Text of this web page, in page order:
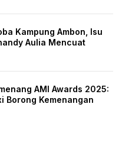
Kampung Ambon, Isu
Aulia Mencuat
AMI Awards 2025:
Borong Kemenangan